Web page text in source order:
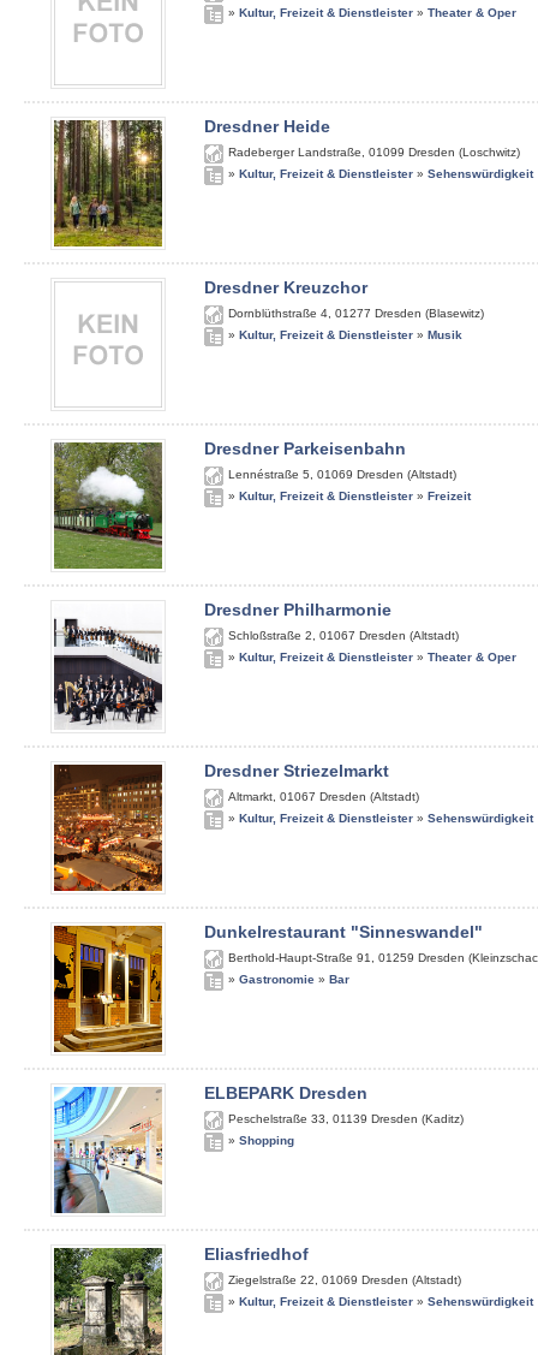
» Kultur, Freizeit & Dienstleister » Theater & Oper
Dresdner Heide
Radeberger Landstraße 01099 Dresden (Loschwitz)
» Kultur, Freizeit & Dienstleister » Sehenswürdigkeit
Dresdner Kreuzchor
Dornblüthstraße 4 01277 Dresden (Blasewitz)
» Kultur, Freizeit & Dienstleister » Musik
Dresdner Parkeisenbahn
Lennéstraße 5 01069 Dresden (Altstadt)
» Kultur, Freizeit & Dienstleister » Freizeit
Dresdner Philharmonie
Schloßstraße 2 01067 Dresden (Altstadt)
» Kultur, Freizeit & Dienstleister » Theater & Oper
Dresdner Striezelmarkt
Altmarkt 01067 Dresden (Altstadt)
» Kultur, Freizeit & Dienstleister » Sehenswürdigkeit
Dunkelrestaurant "Sinneswandel"
Berthold-Haupt-Straße 91 01259 Dresden
» Gastronomie » Bar
ELBEPARK Dresden
Peschelstraße 33 01139 Dresden (Kaditz)
» Shopping
Eliasfriedhof
Ziegelstraße 22 01069 Dresden (Altstadt)
» Kultur, Freizeit & Dienstleister » Sehenswürdigkeit